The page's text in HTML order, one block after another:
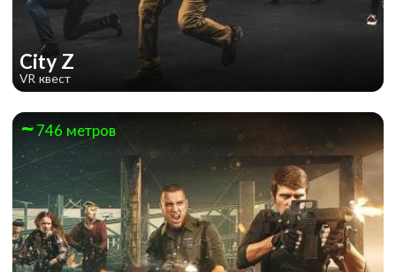
City Z
VR квест
746 метров